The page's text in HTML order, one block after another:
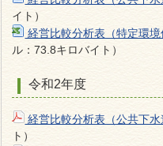
イト）
経営比較分析表（特定環
ル：73.8キロバイト）
令和2年度
経営比較分析表（公共下
ト）